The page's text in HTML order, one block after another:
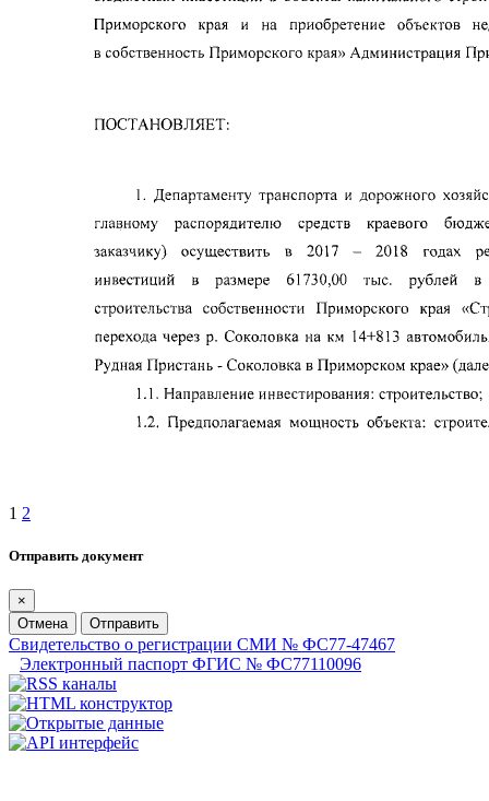
1 2
Отправить документ
×
Отмена
Отправить
Свидетельство о регистрации СМИ № ФС77-47467
Электронный паспорт ФГИС № ФС77110096